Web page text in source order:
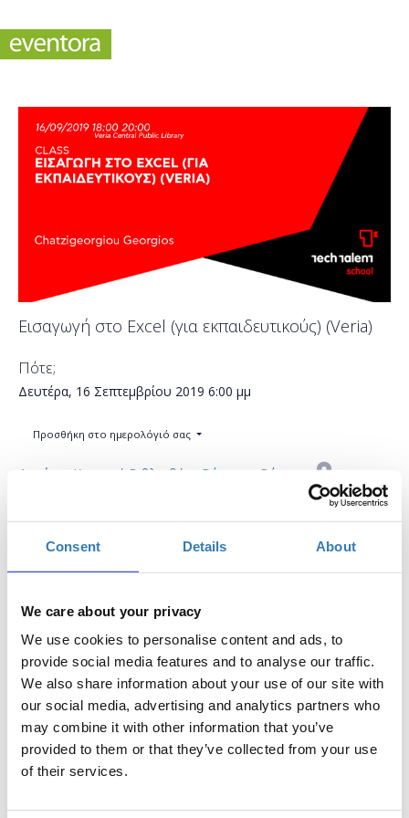
Consent Details About
We care about your privacy
We use cookies to personalise content and ads, to
provide social media features and to analyse our traffic.
We also share information about your use of our site with
our social media, advertising and analytics partners who
may combine it with other information that you’ve
provided to them or that they’ve collected from your use
of their services.
Εισαγωγή στο Excel (για εκπαιδευτικούς) (Veria)
Πότε;
Δευτέρα, 16 Σεπτεμβρίου 2019 6:00 μμ
Προσθήκη στο ημερολόγιό σας
Δημόσια Κεντρική Βιβλιοθήκη Βέροιας , Βέροια
Το σεμινάριο απευθύνεται σε εκπαιδευτικούς Α/
θμιας και Β/θμιας Εκπαίδευσης (Δημόσιας και
Ιδιωτικής), οι οποίοι επιθυμούν να εξοικειωθούν με
το εργαλείο του Microsoft Office, προκειμένου να
διαχειριστούν τα δεδομένα τους με ακρίβεια και